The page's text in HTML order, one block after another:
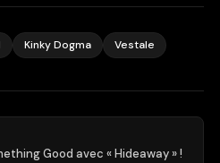
Kinky Dogma Vestale
Good avec « Hideaway » !